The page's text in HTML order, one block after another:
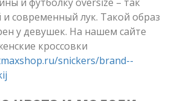
и современный лук. Такой образ
у девушек. На нашем сайте
кроссовки
snickers/brand--